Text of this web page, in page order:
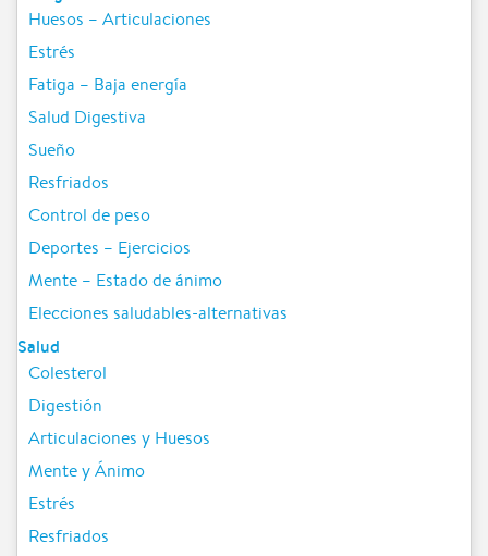
Huesos – Articulaciones
Estrés
Fatiga – Baja energía
Salud Digestiva
Sueño
Resfriados
Control de peso
Deportes – Ejercicios
Mente – Estado de ánimo
Elecciones saludables-alternativas
Salud
Colesterol
Digestión
Articulaciones y Huesos
Mente y Ánimo
Estrés
Resfriados